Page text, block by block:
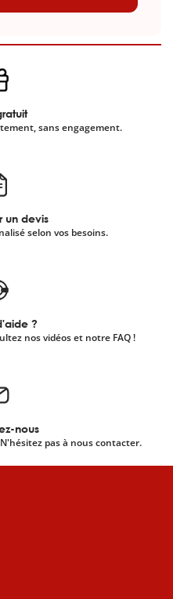
sans engagement.
un devis
selon vos besoins.
?
nos vidéos et notre FAQ !
nous
pas à nous contacter.